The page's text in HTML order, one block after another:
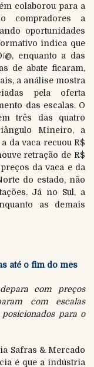
colaborou para a
compradores a
oportunidades
indica que
enquanto a das
de abate ficaram,
a análise mostra
pela oferta
das escalas. O
três das quatro
Mineiro, a
da vaca recuou R$
retração de R$
da vaca e da
do estado, não
Já no Sul, a
as demais
até o fim do mês
com preços
com escalas
para o
Safras & Mercado
é que a indústria